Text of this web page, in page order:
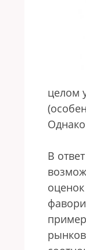
целом
В